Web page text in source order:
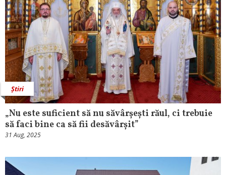
Știri
„Nu este suficient să nu săvârșești răul, ci trebuie
să faci bine ca să fii desăvârșit”
31 Aug, 2025